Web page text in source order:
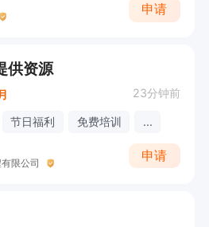
申请
供资源
23分钟前
节日福利 免费培训 ...
限公司
申请